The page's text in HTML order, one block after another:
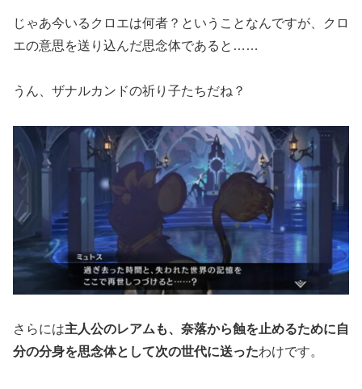
じゃあ今いるクロエは何者？ということなんですが、クロ
エの意思を送り込んだ思念体であると……
うん、ザナルカンドの祈り子たちだね？
さらには主人公のレアムも、奈落から蝕を止めるために自
分の分身を思念体として次の世代に送ったわけです。